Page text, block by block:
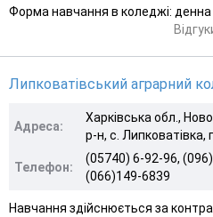
Форма навчання в коледжі:
Липковатівський аграрний
Адреса:
Харківська обл.,
р-н, с. Липковатівка,
Телефон:
(05740) 6-92-96,
(066)149-6839
Навчання здійснюється за